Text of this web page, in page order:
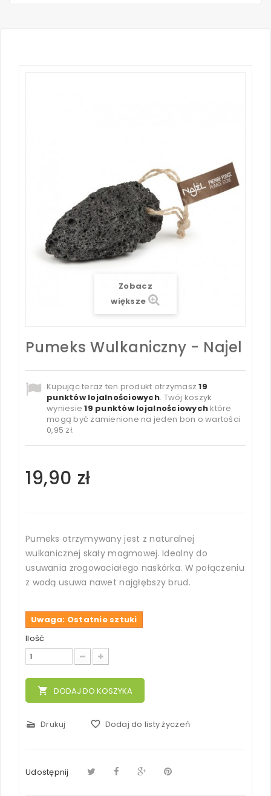
Zobacz
większe
Pumeks Wulkaniczny - Najel
Kupując teraz ten produkt otrzymasz19
punktów lojalnościowych. Twój koszyk
wyniesie19 punktów lojalnościowych które
mogą być zamienione na jeden bon o wartości
0,95 zł.
19,90 zł
Pumeks otrzymywany jest z naturalnej
wulkanicznej skały magmowej. Idealny do
usuwania zrogowaciałego naskórka. W połączeniu
z wodą usuwa nawet najgłębszy brud.
Uwaga: Ostatnie sztuki
Ilość
local_grocery_store DODAJ DO KOSZYKA
scanner Drukuj favorite_border Dodaj do listy życzeń
Udostępnij